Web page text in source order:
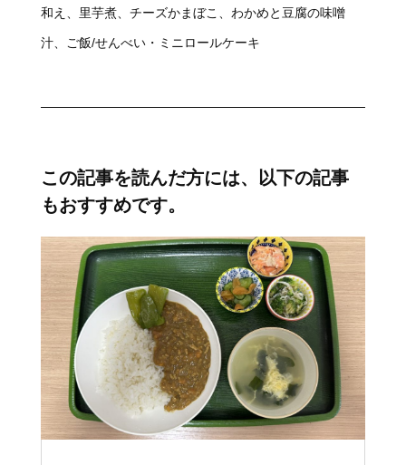
和え、里芋煮、チーズかまぼこ、わかめと豆腐の味噌
汁、ご飯/せんべい・ミニロールケーキ
この記事を読んだ方には、以下の記事
もおすすめです。